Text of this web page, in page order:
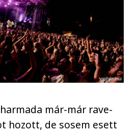
már-már rave-
hozott, de sosem esett